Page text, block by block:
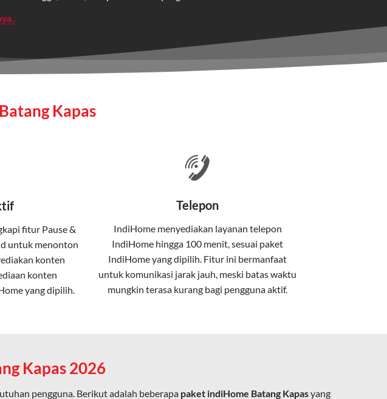
Telkom Indonesia untuk pengguna rumah dan bisnis.
lebih cepat dibandingkan kabel tembaga atau DSL.
Kapas
fitur Pause &
untuk menonton
konten
konten
yang dipilih.
Telepon
IndiHome menyediakan layanan telepon
IndiHome hingga 100 menit, sesuai paket
IndiHome yang dipilih. Fitur ini bermanfaat
untuk komunikasi jarak jauh, meski batas waktu
mungkin terasa kurang bagi pengguna aktif.
Kapas 2026
pengguna. Berikut adalah beberapa paket indiHome Batang Kapasyang